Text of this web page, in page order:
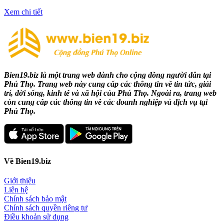
Xem chi tiết
Bien19.biz là một trang web dành cho cộng đồng người dân tại
Phú Thọ. Trang web này cung cấp các thông tin về tin tức, giải
trí, đời sống, kinh tế và xã hội của Phú Thọ. Ngoài ra, trang web
còn cung cấp các thông tin về các doanh nghiệp và dịch vụ tại
Phú Thọ.
Về Bien19.biz
Giới thiệu
Liên hệ
Chính sách bảo mật
Chính sách quyền riêng tư
Điều khoản sử dụng